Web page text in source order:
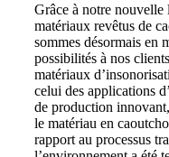
Grâce à notre
matériaux revêtus de
sommes désormais en
possibilités à nos
matériaux
celui des applications
de production
le matériau en
rapport au processus